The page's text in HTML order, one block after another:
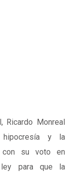
Ricardo Monreal
hipocresía y la
con su voto en
para que la